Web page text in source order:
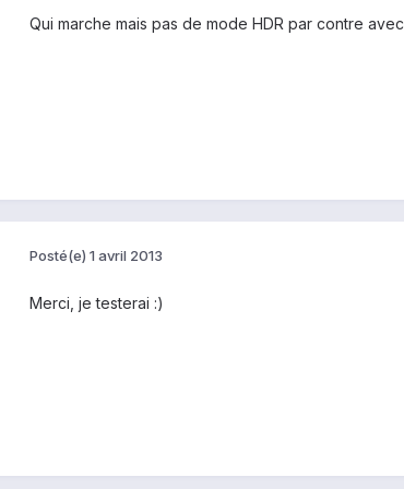
Qui marche mais pas de mode HDR par contre avec
Posté(e) 1 avril 2013
Merci, je testerai :)